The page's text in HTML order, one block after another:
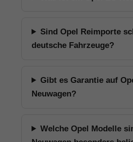
Sind Opel Reimporte
deutsche Fahrzeuge?
Gibt es Garantie auf
Neuwagen?
Welche Opel Modelle